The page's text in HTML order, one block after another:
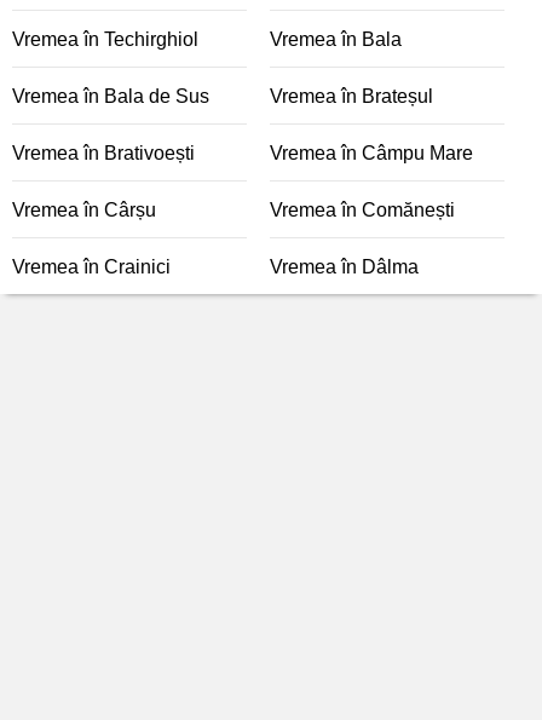
Vremea în Techirghiol Vremea în Bala
Vremea în Bala de Sus Vremea în Brateșul
Vremea în Brativoești Vremea în Câmpu Mare
Vremea în Cârșu Vremea în Comănești
Vremea în Crainici Vremea în Dâlma